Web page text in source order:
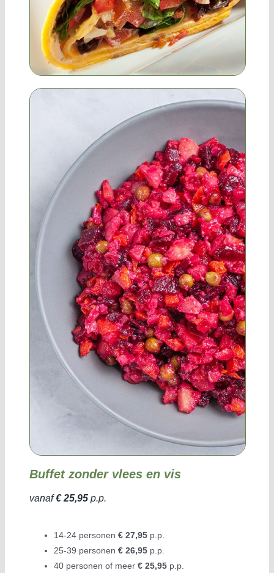
Buffet zonder vlees en vis
vanaf€ 25,95 p.p.
14-24 personen € 27,95 p.p.
25-39 personen € 26,95 p.p.
40 personen of meer € 25,95 p.p.